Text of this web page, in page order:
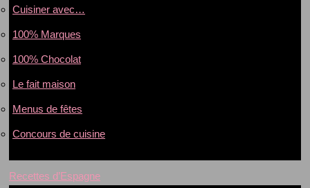
Cuisiner avec…
100% Marques
100% Chocolat
Le fait maison
Menus de fêtes
Concours de cuisine
Recettes d’Espagne